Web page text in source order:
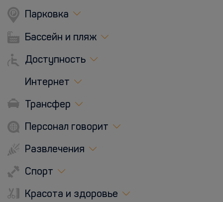
Парковка
Бассейн и пляж
Доступность
Интернет
Трансфер
Персонал говорит
Развлечения
Спорт
Красота и здоровье